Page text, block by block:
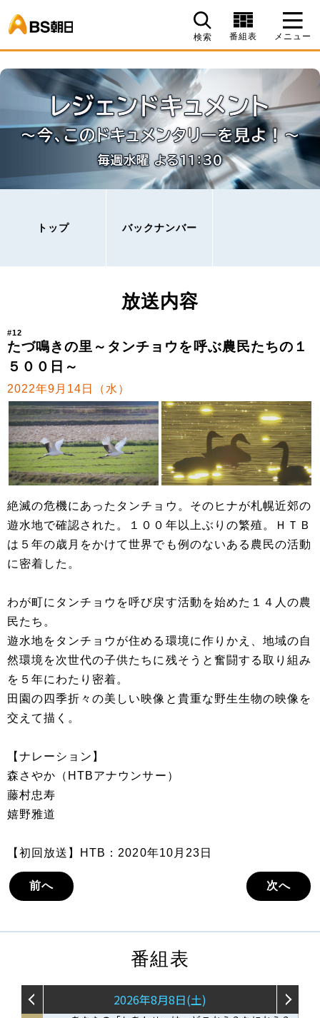
検索 番組表 メニュー
トップ バックナンバー
放送内容
#12
たづ鳴きの里～タンチョウを呼ぶ農民たちの１
５００日～
2022年9月14日（水）
絶滅の危機にあったタンチョウ。そのヒナが札幌近郊の
遊水地で確認された。１００年以上ぶりの繁殖。ＨＴＢ
は５年の歳月をかけて世界でも例のないある農民の活動
に密着した。
わが町にタンチョウを呼び戻す活動を始めた１４人の農
民たち。
遊水地をタンチョウが住める環境に作りかえ、地域の自
然環境を次世代の子供たちに残そうと奮闘する取り組み
を５年にわたり密着。
田園の四季折々の美しい映像と貴重な野生生物の映像を
交えて描く。
【ナレーション】
森さやか（HTBアナウンサー）
藤村忠寿
嬉野雅道
【初回放送】HTB：2020年10月23日
前へ 次へ
番組表